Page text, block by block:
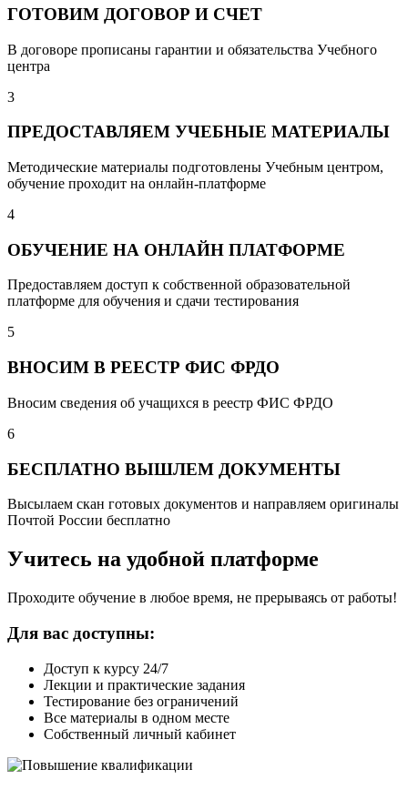
ГОТОВИМ ДОГОВОР И СЧЕТ
В договоре прописаны гарантии и обязательства Учебного
центра
3
ПРЕДОСТАВЛЯЕМ УЧЕБНЫЕ МАТЕРИАЛЫ
Методические материалы подготовлены Учебным центром,
обучение проходит на онлайн-платформе
4
ОБУЧЕНИЕ НА ОНЛАЙН ПЛАТФОРМЕ
Предоставляем доступ к собственной образовательной
платформе для обучения и сдачи тестирования
5
ВНОСИМ В РЕЕСТР ФИС ФРДО
Вносим сведения об учащихся в реестр ФИС ФРДО
6
БЕСПЛАТНО ВЫШЛЕМ ДОКУМЕНТЫ
Высылаем скан готовых документов и направляем оригиналы
Почтой России бесплатно
Учитесь на удобной платформе
Проходите обучение в любое время, не прерываясь от работы!
Для вас доступны:
Доступ к курсу 24/7
Лекции и практические задания
Тестирование без ограничений
Все материалы в одном месте
Собственный личный кабинет